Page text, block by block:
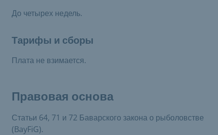
До четырех недель.
Тарифы и сборы
Плата не взимается.
Правовая основа
Статьи 64, 71 и 72 Баварского закона о рыболовстве
(BayFiG).